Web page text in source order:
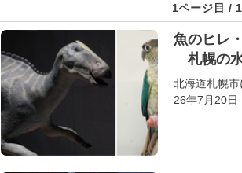
1ページ目 /
魚のヒレ
札幌の
北海道札幌
26年7月20日